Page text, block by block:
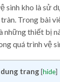
sinh kho là sử
Trong bài
những thiết bị
quá trình vệ
dung trang [hide]